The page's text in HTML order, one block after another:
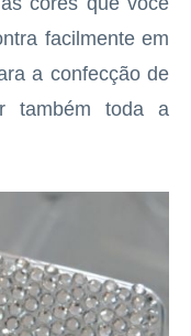
facilmente em
a confecção de
também toda a